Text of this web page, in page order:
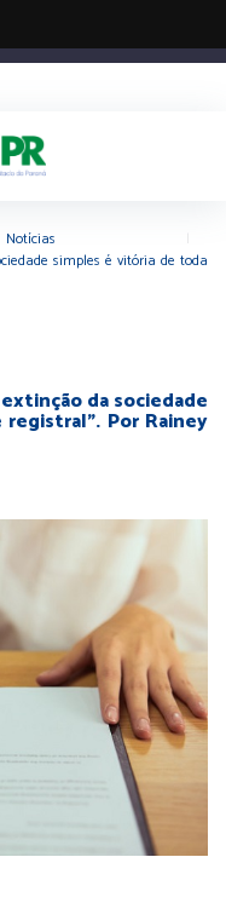
Notícias
simples é vitória de toda
da sociedade
Por Rainey